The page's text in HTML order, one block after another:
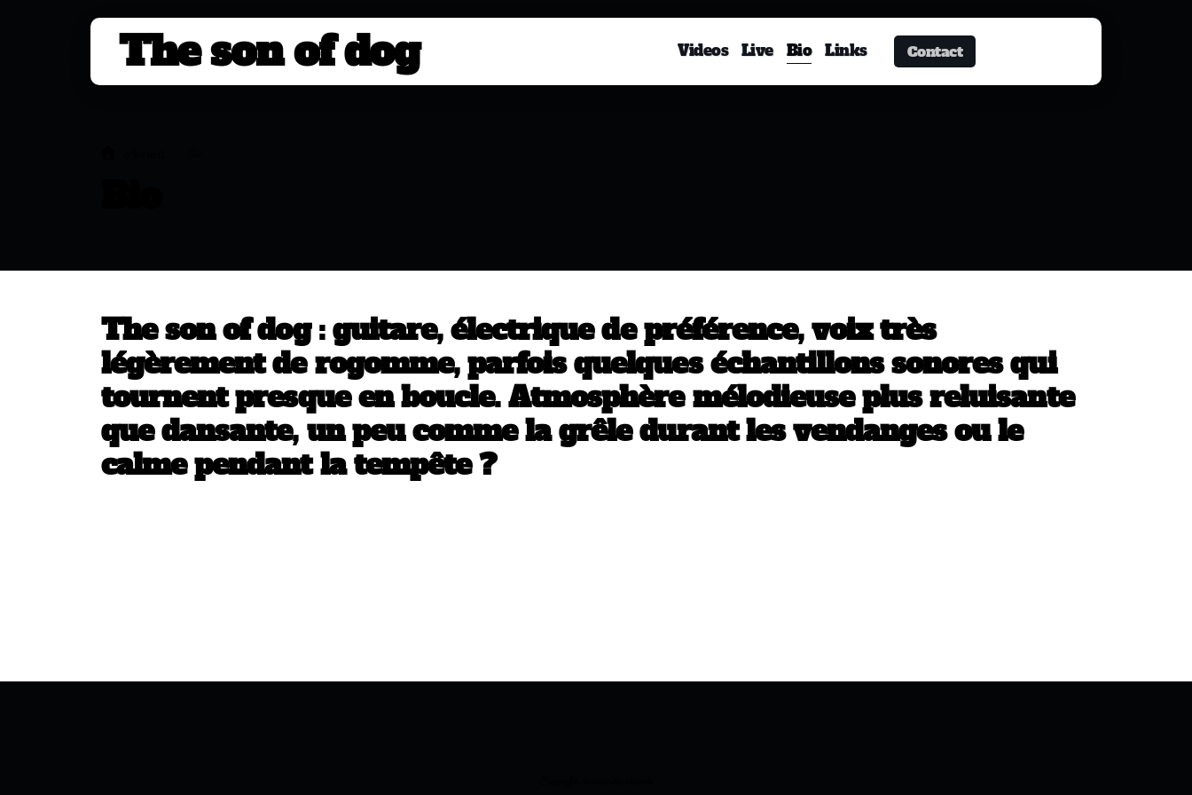
The son of dog Videos Live Bio Links Contact
The son of dog : guitare, électrique de préférence, voix très
légèrement de rogomme, parfois quelques échantillons sonores qui
tournent presque en boucle. Atmosphère mélodieuse plus reluisante
que dansante, un peu comme la grêle durant les vendanges ou le
calme pendant la tempête ?